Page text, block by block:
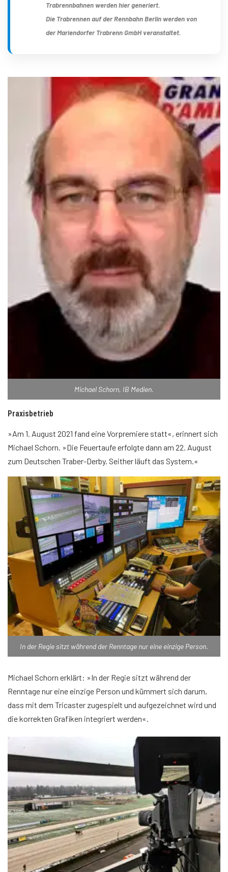
Trabrennbahnen werden hier generiert.
Die Trabrennen auf der Rennbahn Berlin werden von
der Mariendorfer Trabrenn GmbH veranstaltet.
Michael Schorn, IB Medien.
Praxisbetrieb
»Am 1. August 2021 fand eine Vorpremiere statt«, erinnert sich
Michael Schorn. »Die Feuertaufe erfolgte dann am 22. August
zum Deutschen Traber-Derby. Seither läuft das System.«
In der Regie sitzt während der Renntage nur eine einzige Person.
Michael Schorn erklärt: »In der Regie sitzt während der
Renntage nur eine einzige Person und kümmert sich darum,
dass mit dem Tricaster zugespielt und aufgezeichnet wird und
die korrekten Grafiken integriert werden«.